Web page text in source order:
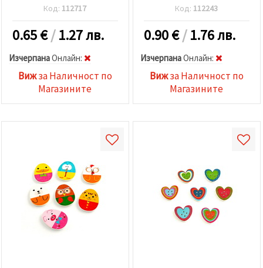
Код: 112717
0.65€/1.27 лв.
ИзчерпанаOнлайн:
Вижза Наличност по
Магазините
Код: 112243
0.90€/1.76 лв.
ИзчерпанаOнлайн:
Вижза Наличност по
Магазините